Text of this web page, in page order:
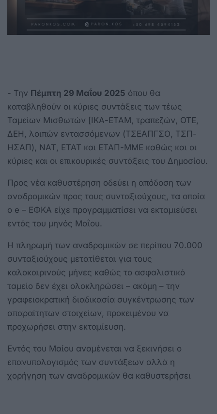
- Την Πέμπτη 29 Μαΐου 2025 όπου θα
καταβληθούν οι κύριες συντάξεις των τέως
Ταμείων Μισθωτών [ΙΚΑ-ΕΤΑΜ, τραπεζών, ΟΤΕ,
ΔΕΗ, λοιπών εντασσόμενων (ΤΣΕΑΠΓΣΟ, ΤΣΠ-
ΗΣΑΠ), ΝΑΤ, ΕΤΑΤ και ΕΤΑΠ-ΜΜΕ καθώς και οι
κύριες και οι επικουρικές συντάξεις του Δημοσίου.
Προς νέα καθυστέρηση οδεύει η απόδοση των
αναδρομικών προς τους συνταξιούχους, τα οποία
ο e – ΕΦΚΑ είχε προγραμματίσει να εκταμιεύσει
εντός του μηνός Μαΐου.
Η πληρωμή των αναδρομικών σε περίπου 70.000
συνταξιούχους μετατίθεται για τους
καλοκαιρινούς μήνες καθώς το ασφαλιστικό
ταμείο δεν έχει ολοκληρώσει – ακόμη – την
γραφειοκρατική διαδικασία συγκέντρωσης των
απαραίτητων στοιχείων, προκειμένου να
προχωρήσει στην εκταμίευση.
Εντός του Μαίου αναμένεται να ξεκινήσει ο
επανυπολογισμός των συντάξεων αλλά η
χορήγηση των αναδρομικών θα καθυστερήσει